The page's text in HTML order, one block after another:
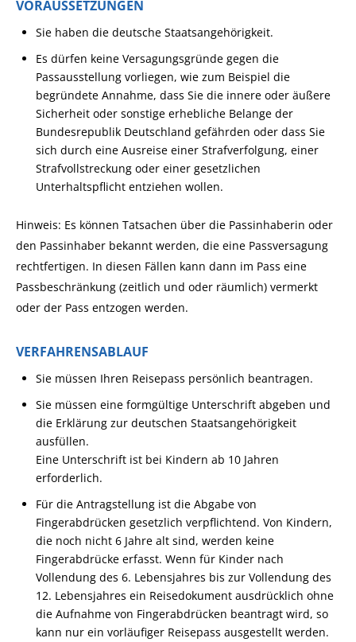
VORAUSSETZUNGEN
Sie haben die deutsche Staatsangehörigkeit.
Es dürfen keine Versagungsgründe gegen die
Passausstellung vorliegen, wie zum Beispiel die
begründete Annahme, dassSiedie innere oder äußere
Sicherheit oder sonstige erhebliche Belange der
Bundesrepublik Deutschland gefährden oderdass Sie
sich durch eine Ausreise einer Strafverfolgung, einer
Strafvollstreckung oder einer gesetzlichen
Unterhaltspflicht entziehen wollen.
Hinweis: Es können Tatsachen über die Passinhaberin oder
den Passinhaber bekannt werden, die eine Passversagung
rechtfertigen. In diesen Fällen kann dann im Pass eine
Passbeschränkung (zeitlich und oder räumlich) vermerkt
oder der Pass entzogen werden.
VERFAHRENSABLAUF
Sie müssen Ihren Reisepass persönlich beantragen.
Sie müssen eine formgültige Unterschrift abgeben und
die Erklärung zur deutschen Staatsangehörigkeit
ausfüllen.
Eine Unterschrift ist bei Kindern ab 10 Jahren
erforderlich.
Für die Antragstellung ist die Abgabe von
Fingerabdrücken gesetzlich verpflichtend. Von Kindern,
die noch nicht 6 Jahre alt sind, werden keine
Fingerabdrücke erfasst. Wenn für Kinder nach
Vollendung des 6. Lebensjahres bis zur Vollendung des
12. Lebensjahres ein Reisedokument ausdrücklich ohne
die Aufnahme von Fingerabdrücken beantragt wird,so
kann nur ein vorläufiger Reisepass ausgestellt werden.